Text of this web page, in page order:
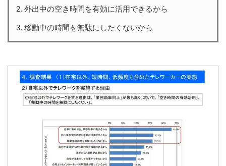
外出中の空き時間を有効に活用できるから
移動中の時間を無駄にしたくないから